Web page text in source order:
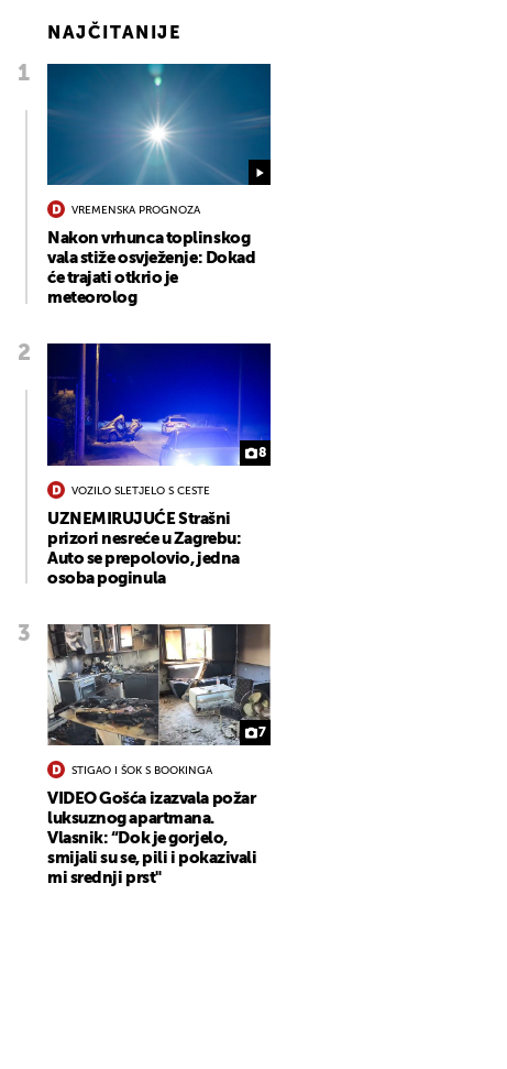
NAJČITANIJE
VREMENSKA PROGNOZA
Nakon vrhunca toplinskog
vala stiže osvježenje: Dokad
će trajati otkrio je
meteorolog
8
VOZILO SLETJELO S CESTE
UZNEMIRUJUĆE Strašni
prizori nesreće u Zagrebu:
Auto se prepolovio, jedna
osoba poginula
7
STIGAO I ŠOK S BOOKINGA
VIDEO Gošća izazvala požar
luksuznog apartmana.
Vlasnik: “Dok je gorjelo,
smijali su se, pili i pokazivali
mi srednji prst"